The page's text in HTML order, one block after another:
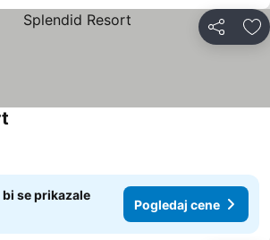
Deli
se prikazale
Pogledaj cene